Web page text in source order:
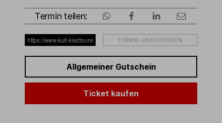
Termin teilen:
TERMIN-LINK KOPIEREN
Allgemeiner Gutschein
Ticket kaufen